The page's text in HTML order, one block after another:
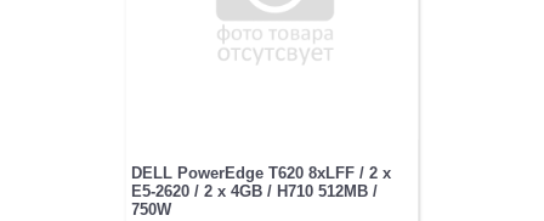
DELL PowerEdge T620 8xLFF / 2 x
E5-2620 / 2 x 4GB / H710 512MB /
750W